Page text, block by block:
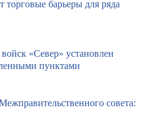
барьеры для ряда
«Север» установлен
пунктами
совета: